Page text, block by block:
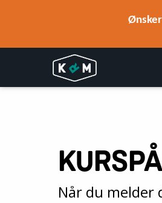
Når du melder